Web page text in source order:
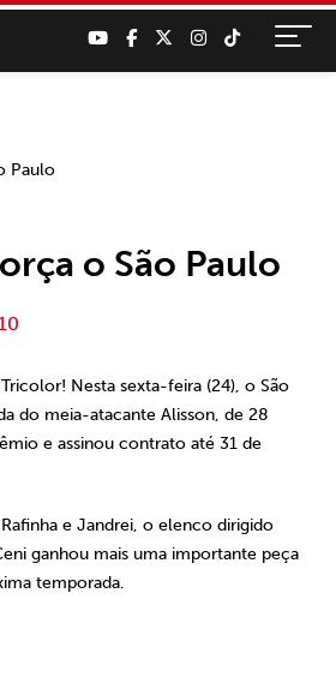
o São Paulo
Nesta sexta-feira (24), o São
do meia-atacante Alisson, de 28
e assinou contrato até 31 de
e Jandrei, o elenco dirigido
ganhou mais uma importante peça
temporada.